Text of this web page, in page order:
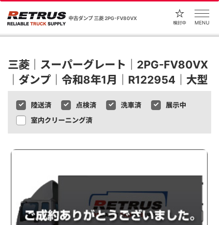
中古ダンプ 三菱 2PG-FV80VX
検討中 MENU
三菱｜スーパーグレート｜2PG-FV80VX
｜ダンプ｜令和8年1月｜R122954｜大型
陸送済 点検済 洗車済
展示中
室内クリーニング済